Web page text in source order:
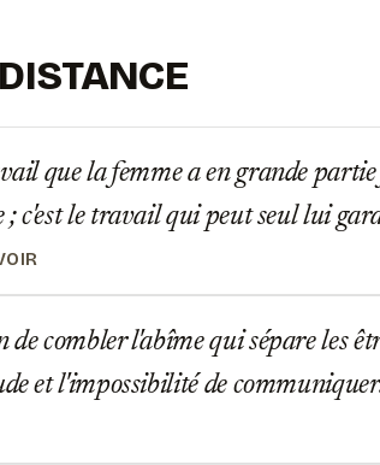
que la femme a en grande
; c'est le travail qui peut seul lui
combler l'abîme qui sépare les
et l'impossibilité de